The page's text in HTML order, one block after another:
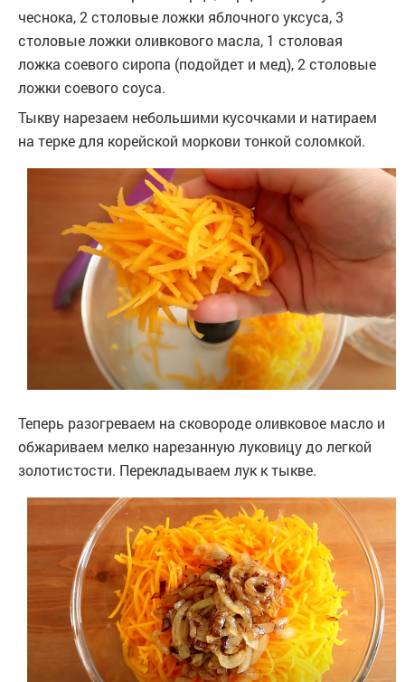
чеснока, 2 столовые ложки яблочного уксуса, 3
столовые ложки оливкового масла, 1 столовая
ложка соевого сиропа (подойдет и мед), 2 столовые
ложки соевого соуса.
Тыкву нарезаем небольшими кусочками и натираем
на терке для корейской моркови тонкой соломкой.
Теперь разогреваем на сковороде оливковое масло и
обжариваем мелко нарезанную луковицу до легкой
золотистости. Перекладываем лук к тыкве.